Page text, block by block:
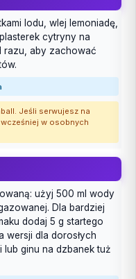
lodu, wlej lemoniadę,
cytryny na
razu, aby zachować
Jeśli serwujesz na
w osobnych
użyj 500 ml wody
Dla bardziej
dodaj 5 g startego
wersji dla dorosłych
ginu na dzbanek tuż